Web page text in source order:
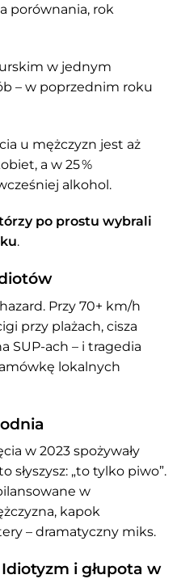
porównania, rok
w jednym
– w poprzednim roku
u mężczyzn jest aż
a w 25 %
alkohol.
po prostu wybrali
.
Przy 70+ km/h
przy plażach, cisza
SUP-ach – i tragedia
lokalnych
w 2023 spożywały
słyszysz: „to tylko piwo”.
w
kapok
– dramatyczny miks.
i głupota w